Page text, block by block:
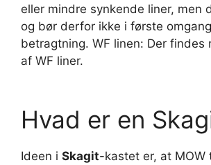
eller mindre synkende liner, men
og bør derfor ikke i første
betragtning. WF linen: Der findes
af WF liner.
Hvad er en
Ideen i Skagit-kastet er, at MOW